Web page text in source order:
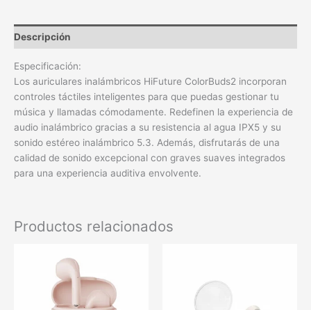
Descripción
Especificación:
Los auriculares inalámbricos HiFuture ColorBuds2 incorporan
controles táctiles inteligentes para que puedas gestionar tu
música y llamadas cómodamente. Redefinen la experiencia de
audio inalámbrico gracias a su resistencia al agua IPX5 y su
sonido estéreo inalámbrico 5.3. Además, disfrutarás de una
calidad de sonido excepcional con graves suaves integrados
para una experiencia auditiva envolvente.
Productos relacionados